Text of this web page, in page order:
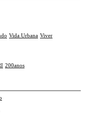
Vida Urbana Viver
200anos